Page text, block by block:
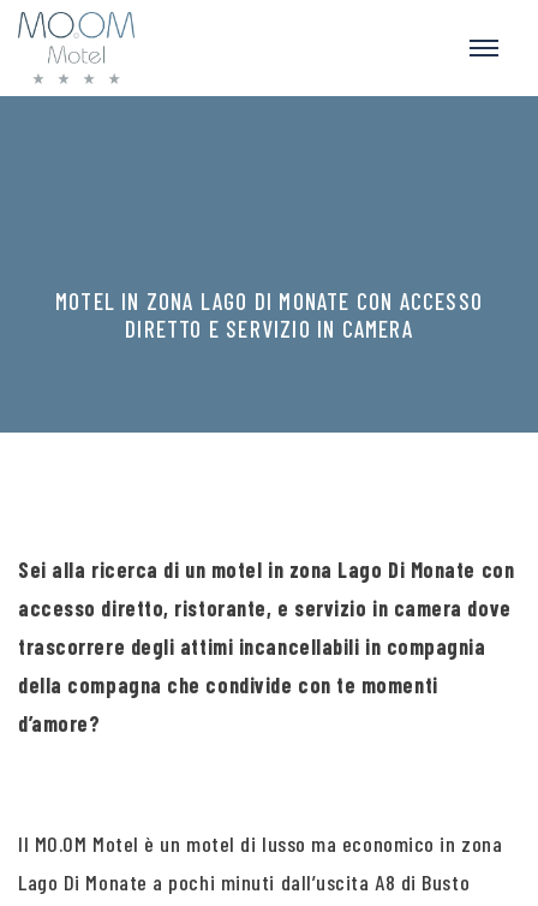
MOTEL IN ZONA LAGO DI MONATE CON ACCESSO
DIRETTO E SERVIZIO IN CAMERA
Sei alla ricerca di un motel in zona Lago Di Monate con
accesso diretto, ristorante, e servizio in camera dove
trascorrere degli attimi incancellabili in compagnia
della compagna che condivide con te momenti
d’amore?
Il MO.OM Motel è un motel di lusso ma economico in zona
Lago Di Monate a pochi minuti dall’uscita A8 di Busto